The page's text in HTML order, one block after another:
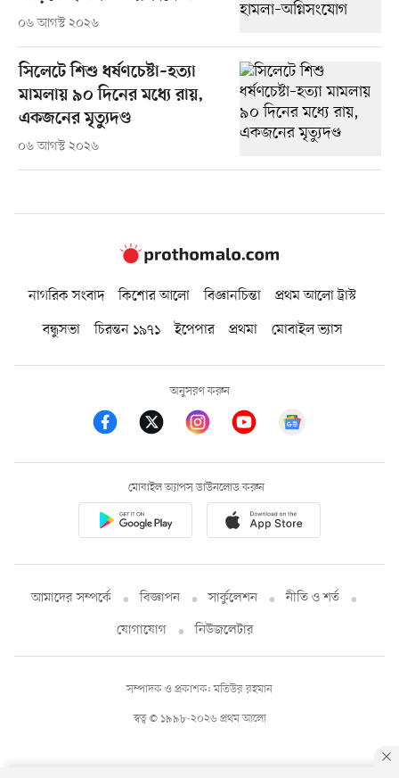
০৬ আগস্ট ২০২৬
সিলেটে শিশু ধর্ষণচেষ্টা–হত্যা
মামলায় ৯০ দিনের মধ্যে রায়,
একজনের মৃত্যুদণ্ড
০৬ আগস্ট ২০২৬
নাগরিক সংবাদ কিশোর আলো বিজ্ঞানচিন্তা
প্রথম আলো ট্রাস্ট
বন্ধুসভা
চিরন্তন ১৯৭১ ইপেপার প্রথমা মোবাইল ভ্যাস
অনুসরণ করুন
মোবাইল অ্যাপস ডাউনলোড করুন
আমাদের সম্পর্কে বিজ্ঞাপন সার্কুলেশন
নীতি ও শর্ত
যোগাযোগ
নিউজলেটার
স্বত্ব © ১৯৯৮-২০২৬ প্রথম আলো
সম্পাদক ও প্রকাশক: মতিউর রহমান